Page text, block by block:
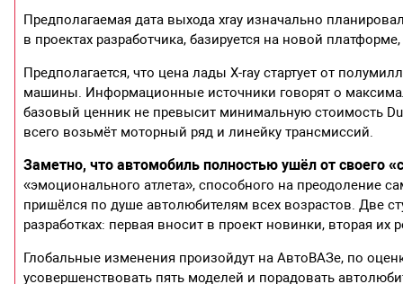
Предполагаемая дата выхода xray изначально
в проектах разработчика, базируется на новой
Предполагается, что цена лады X-ray стартует от
машины. Информационные источники говорят о
базовый ценник не превысит минимальную стоимость
всего возьмёт моторный ряд и линейку трансмиссий.
Заметно, что автомобиль полностью ушёл от своего
«эмоционального атлета», способного на преодоление
пришёлся по душе автолюбителям всех возрастов. Две
разработках: первая вносит в проект новинки, вторая их
Глобальные изменения произойдут на АвтоВАЗе, по
усовершенствовать пять моделей и порадовать